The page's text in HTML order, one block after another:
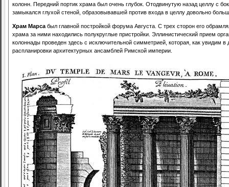
колонн. Передний портик храма был очень глубок. Отодвинутую назад целлу с
замыкался глухой стеной, образовывавшей против входа в целлу довольно
Храм Марса был главной постройкой форума Августа. С трех сторон его
храма за ними находились полукруглые пристройки. Эллинистический прием
колоннады проведен здесь с исключительной симметрией, которая, как увидим
распланировки архитектурных ансамблей Римской империи.